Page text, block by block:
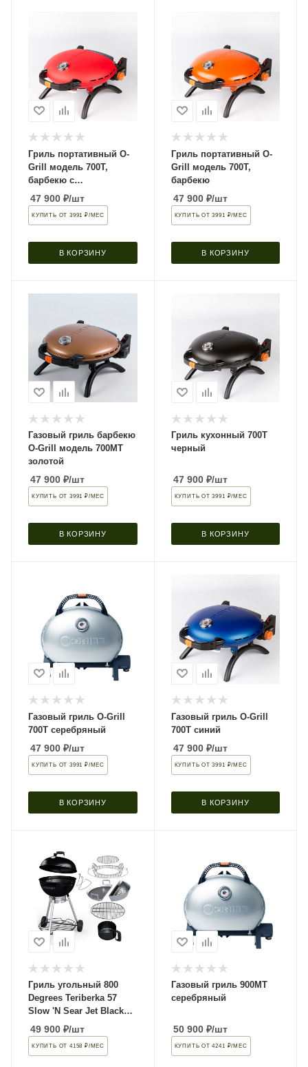
Гриль портативный O-
Grill модель 700T,
барбекю с
электрическим
поджигом
47 900 ₽/шт
КУПИТЬ ОТ 3991 ₽/МЕС
В КОРЗИНУ
Гриль портативный O-
Grill модель 700T,
барбекю
47 900₽/шт
КУПИТЬ ОТ 3991 ₽/МЕС
В КОРЗИНУ
Газовый гриль барбекю
O-Grill модель 700MT
золотой
47 900 ₽/шт
КУПИТЬ ОТ 3991 ₽/МЕС
В КОРЗИНУ
Гриль кухонный 700T
черный
47 900₽/шт
КУПИТЬ ОТ 3991 ₽/МЕС
В КОРЗИНУ
Газовый гриль O-Grill
700T серебряный
47 900 ₽/шт
КУПИТЬ ОТ 3991 ₽/МЕС
В КОРЗИНУ
Газовый гриль O-Grill
700T синий
47 900₽/шт
КУПИТЬ ОТ 3991 ₽/МЕС
В КОРЗИНУ
Гриль угольный 800
Degrees Teriberka 57
Slow 'N Sear Jet Black
Classic
49 900 ₽/шт
КУПИТЬ ОТ 4158 ₽/МЕС
Газовый гриль 900MT
серебряный
50 900₽/шт
КУПИТЬ ОТ 4241 ₽/МЕС